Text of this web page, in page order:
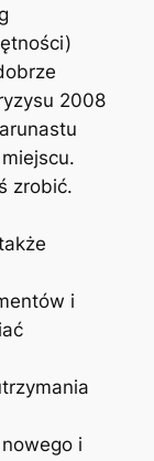
2008
zrobić.
i
i